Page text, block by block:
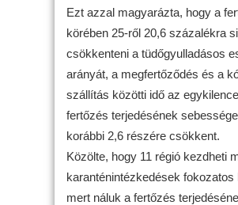
Ezt azzal magyarázta, hogy a
körében 25-ről 20,6 százalékra
csökkenteni a tüdőgyulladásos
arányát, a megfertőződés és a
szállítás közötti idő az
fertőzés terjedésének
korábbi 2,6 részére csökkent.
Közölte, hogy 11 régió kezdheti
karanténintézkedések fokozatos
mert náluk a fertőzés